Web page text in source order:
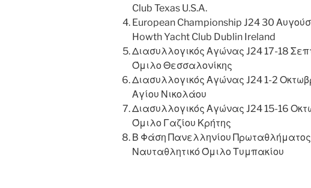
Club Texas U.S.A.
European Championship J24 30
Howth Yacht Club Dublin Ireland
Διασυλλογικός Αγώνας J24 17-18
Όμιλο Θεσσαλονίκης
Διασυλλογικός Αγώνας J24 1-2
Αγίου Νικολάου
Διασυλλογικός Αγώνας J24 15-16
Όμιλο Γαζίου Κρήτης
Β Φάση Πανελληνίου Πρωταθλήματος
Ναυταθλητικό Όμιλο Τυμπακίου